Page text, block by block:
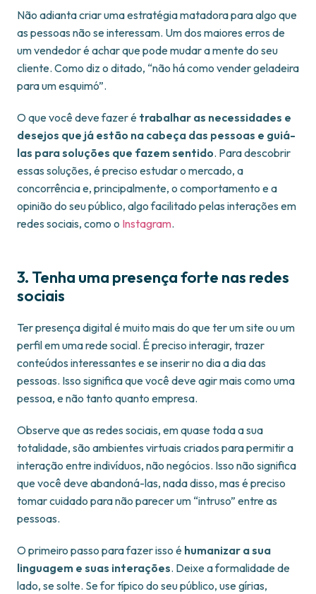
Não adianta criar uma estratégia matadora para algo que
as pessoas não se interessam. Um dos maiores erros de
um vendedor é achar que pode mudar a mente do seu
cliente. Como diz o ditado, “não há como vender geladeira
para um esquimó”.
O que você deve fazer é trabalhar as necessidades e
desejos que já estão na cabeça das pessoas e guiá-
las para soluções que fazem sentido. Para descobrir
essas soluções, é preciso estudar o mercado, a
concorrência e, principalmente, o comportamento e a
opinião do seu público, algo facilitado pelas interações em
redes sociais, como o Instagram.
3. Tenha uma presença forte nas redes
sociais
Ter presença digital é muito mais do que ter um site ou um
perfil em uma rede social. É preciso interagir, trazer
conteúdos interessantes e se inserir no dia a dia das
pessoas. Isso significa que você deve agir mais como uma
pessoa, e não tanto quanto empresa.
Observe que as redes sociais, em quase toda a sua
totalidade, são ambientes virtuais criados para permitir a
interação entre indivíduos, não negócios. Isso não significa
que você deve abandoná-las, nada disso, mas é preciso
tomar cuidado para não parecer um “intruso” entre as
pessoas.
O primeiro passo para fazer isso é humanizar a sua
linguagem e suas interações. Deixe a formalidade de
lado, se solte. Se for típico do seu público, use gírias,